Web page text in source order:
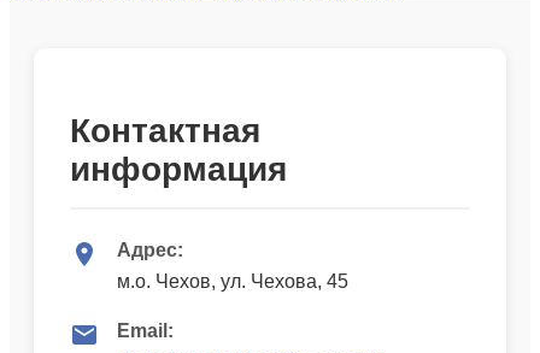
Контактная
информация
Адрес:
м.о. Чехов, ул. Чехова, 45
Email: